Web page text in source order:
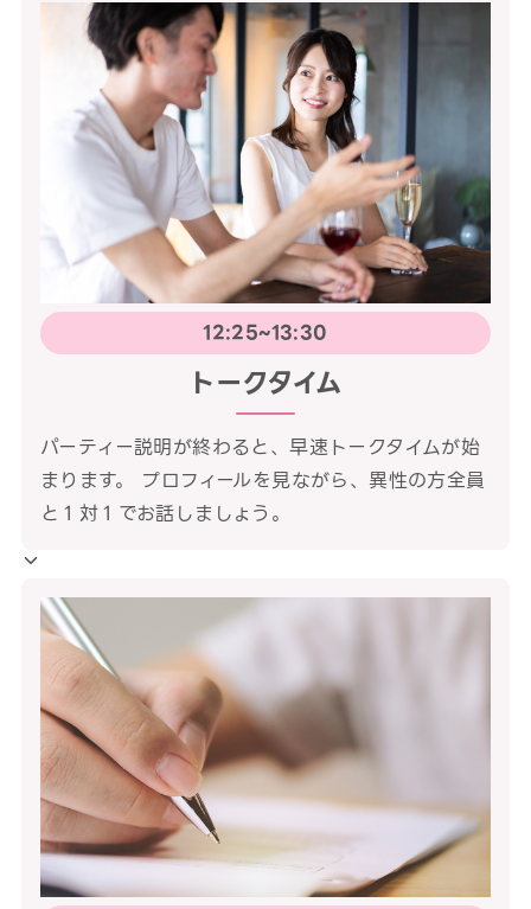
12:25~13:30
トークタイム
パーティー説明が終わると、早速トークタイムが始
まります。 プロフィールを見ながら、異性の方全員
と１対１でお話しましょう。